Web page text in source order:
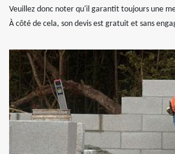
Veuillez donc noter qu'il garantit toujours une
À côté de cela, son devis est gratuit et sans